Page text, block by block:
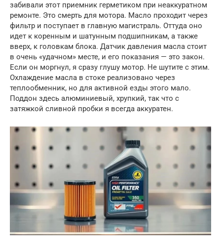
забивали этот приемник герметиком при неаккуратном
ремонте. Это смерть для мотора. Масло проходит через
фильтр и поступает в главную магистраль. Оттуда оно
идет к коренным и шатунным подшипникам, а также
вверх, к головкам блока. Датчик давления масла стоит
в очень «удачном» месте, и его показания — это закон.
Если он моргнул, я сразу глушу мотор. Не шутите с этим.
Охлаждение масла в стоке реализовано через
теплообменник, но для активной езды этого мало.
Поддон здесь алюминиевый, хрупкий, так что с
затяжкой сливной пробки я всегда аккуратен.